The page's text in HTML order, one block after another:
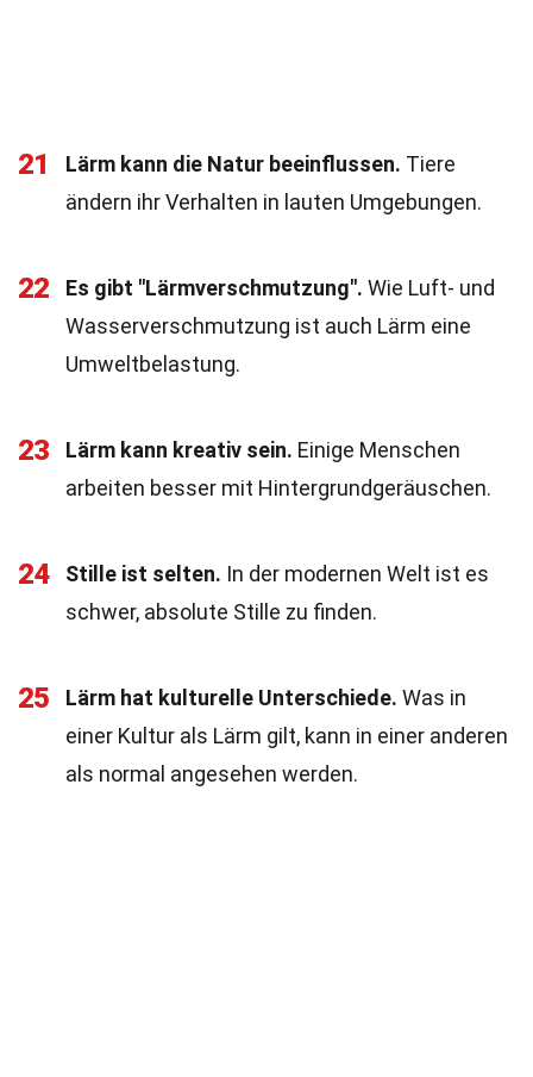
21 Lärm kann die Natur beeinflussen. Tiere
ändern ihr Verhalten in lauten Umgebungen.
22 Es gibt "Lärmverschmutzung". Wie Luft- und
Wasserverschmutzung ist auch Lärm eine
Umweltbelastung.
23 Lärm kann kreativ sein. Einige Menschen
arbeiten besser mit Hintergrundgeräuschen.
24 Stille ist selten. In der modernen Welt ist es
schwer, absolute Stille zu finden.
25 Lärm hat kulturelle Unterschiede. Was in
einer Kultur als Lärm gilt, kann in einer anderen
als normal angesehen werden.